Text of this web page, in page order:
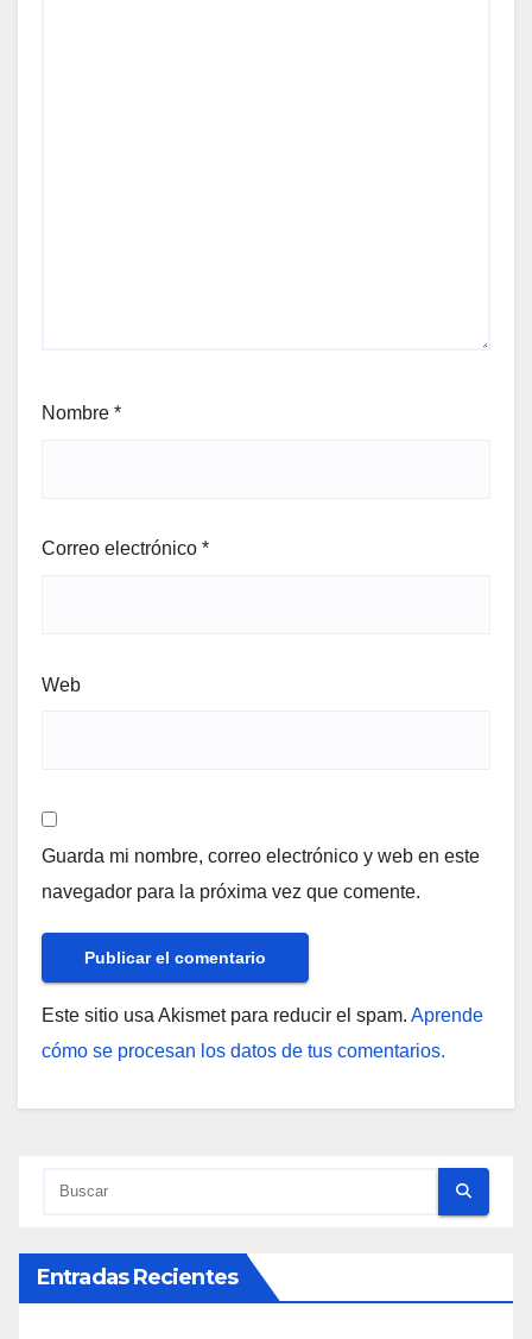
Nombre *
Correo electrónico *
Web
Guarda mi nombre, correo electrónico y web en este
navegador para la próxima vez que comente.
Este sitio usa Akismet para reducir el spam. Aprende
cómo se procesan los datos de tus comentarios.
Entradas Recientes